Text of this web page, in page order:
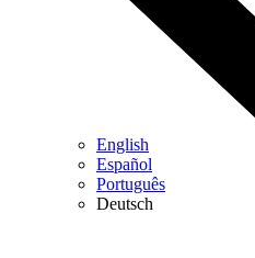
English
Español
Português
Deutsch